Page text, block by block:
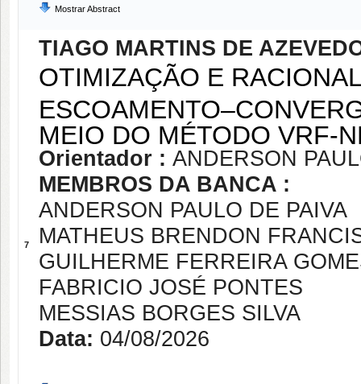
Mostrar Abstract
7
TIAGO MARTINS DE
OTIMIZAÇÃO E
MEIO DO MÉTODO VRF-
Orientador : ANDERSON
MEMBROS DA BANCA :
ANDERSON PAULO DE PAIVA
MATHEUS BRENDON
GUILHERME FERREIRA
FABRICIO JOSÉ PONTES
MESSIAS BORGES SILVA
Data: 04/08/2026